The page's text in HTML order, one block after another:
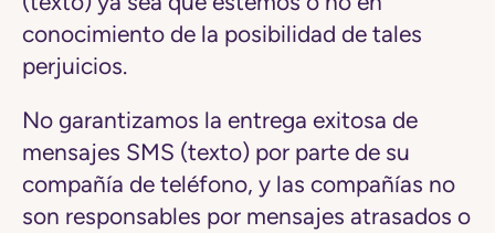
conocimiento de la posibilidad de tales
perjuicios.
No garantizamos la entrega exitosa de
mensajes SMS (texto) por parte de su
compañía de teléfono, y las compañías no
son responsables por mensajes atrasados o